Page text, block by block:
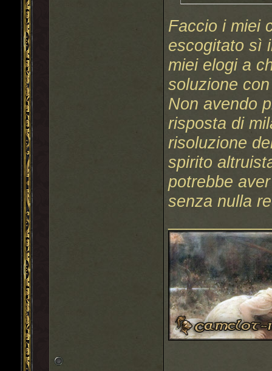
Faccio i miei
escogitato sì
miei elogi a
soluzione
Non avendo
risposta di
risoluzione
spirito
potrebbe
senza nulla